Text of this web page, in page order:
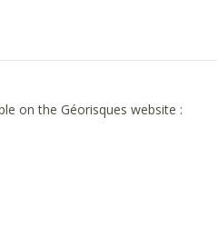
on the Géorisques website :